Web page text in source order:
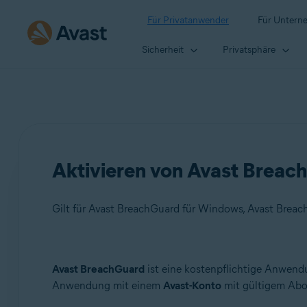
Für Privatanwender Für
Sicherheit Privatsphäre
Aktivieren von Avast
Gilt für Avast BreachGuard für Windows, Avast
Produkte:
Avast BreachGuard 24.x für Windows
Avast BreachGuard ist eine kostenpflichtige
Anwendung mit einem Avast-Konto mit gültigem